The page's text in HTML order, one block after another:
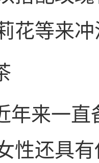
花等来
年来一
性还具